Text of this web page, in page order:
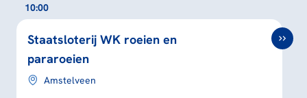
10:00
Staatsloterij WK roeien en
pararoeien
Amstelveen